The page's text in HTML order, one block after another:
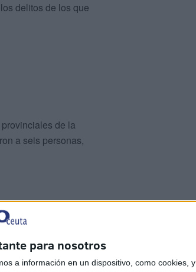
para nosotros
a información en un dispositivo, como cookies, y
delitos de los que
de la
a seis personas,
con sus campañas